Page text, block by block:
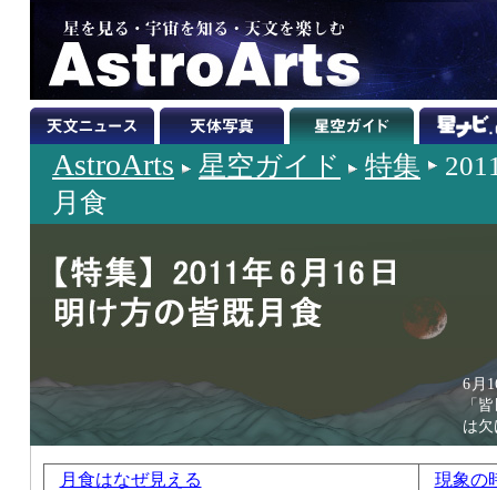
AstroArts 星空ガイド 特集
月食
6月
「
は
月食はなぜ見える
現象の